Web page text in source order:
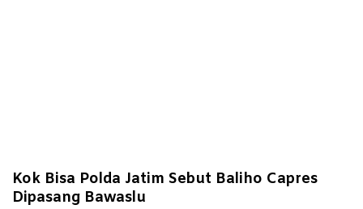
Kok Bisa Polda Jatim Sebut Baliho Capres
Dipasang Bawaslu